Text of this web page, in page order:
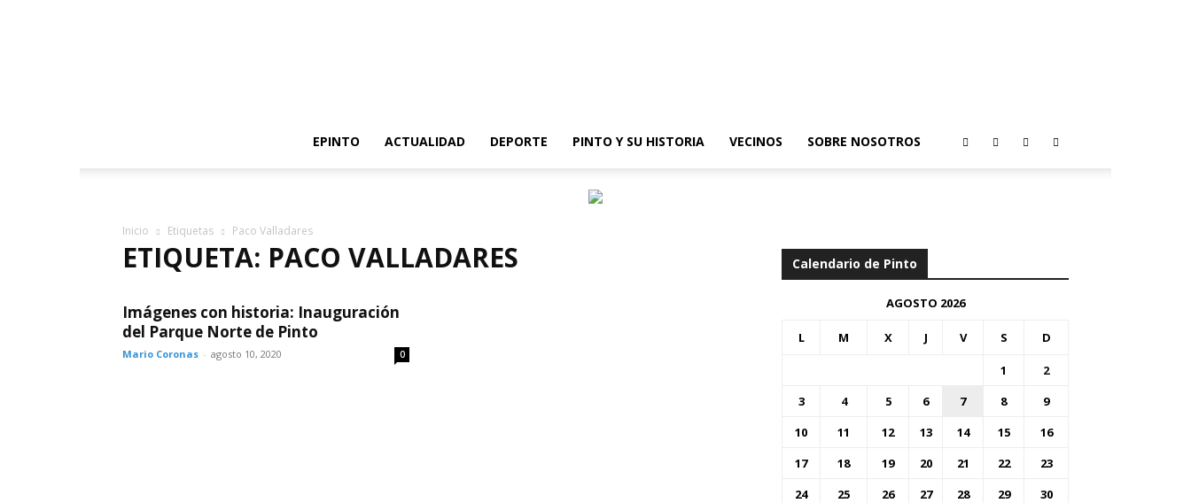
EPINTO
ACTUALIDAD DEPORTE PINTO Y SU HISTORIA VECINOS SOBRE NOSOTROS
Inicio Etiquetas Paco Valladares
ETIQUETA: PACO VALLADARES
Imágenes con historia: Inauguración
del Parque Norte de Pinto
Mario Coronas - agosto 10, 2020 0
Calendario de Pinto
AGOSTO 2026
L M X J V S D
1
2
3
4 5 6 7 8
9
10
11 12 13 14 15
16
17
18 19 20 21 22
23
24
25 26 27 28 29
30